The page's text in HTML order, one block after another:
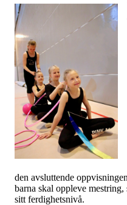
den avsluttende
barna skal oppleve
sitt ferdighetsnivå.